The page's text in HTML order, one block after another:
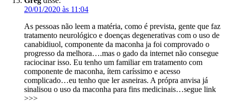
20/01/2020 às 11:04
As pessoas não leem a matéria, como é prevista, gente que faz
tratamento neurológico e doenças degenerativas com o uso de
canabidiuol, componente da maconha ja foi comprovado o
progresso da melhora….mas o gado da internet não consegue
raciocinar isso. Eu tenho um familiar em tratamento com
componente de maconha, ítem caríssimo e acesso
complicado…eu tenho que ler asneiras. A própra anvisa já
sinalisou o uso da maconha para fins medicinais…segue link
>>>